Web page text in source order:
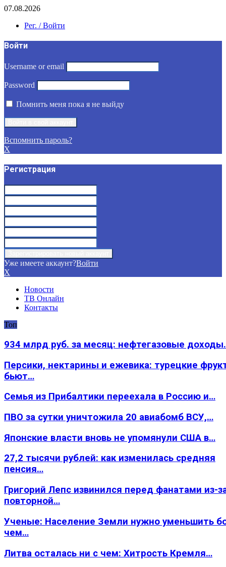
07.08.2026
Рег. / Войти
Войти
Username or email
Password
Помнить меня пока я не выйду
Вспомнить пароль?
X
Регистрация
Уже имеете аккаунт?Войти
X
Новости
ТВ Онлайн
Контакты
Топ
934 млрд руб. за месяц: нефтегазовые
Персики, нектарины и ежевика: турецкие
бьют…
Семья из Прибалтики переехала в Россию и…
ПВО за сутки уничтожила 20 авиабомб ВСУ,…
Японские власти вновь не упомянули США в…
27,2 тысячи рублей: как изменилась средняя
пенсия…
Григорий Лепс извинился перед фанатами из-
повторной…
Ученые: Население Земли нужно уменьшить
чем…
Литва осталась ни с чем: Хитрость Кремля…